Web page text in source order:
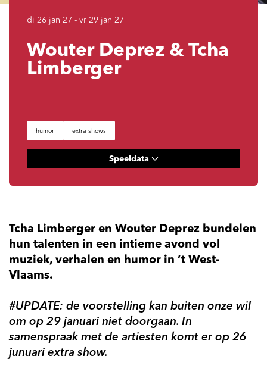
Wouter Deprez & Tcha
Limberger
di 26 jan 27 - vr 29 jan 27
humor extra shows
Speeldata
Tcha Limberger en Wouter Deprez bundelen
hun talenten in een intieme avond vol
muziek, verhalen en humor in ’t West-
Vlaams.
#UPDATE: de voorstelling kan buiten onze wil
om op 29 januari niet doorgaan. In
samenspraak met de artiesten komt er op 26
junuari extra show.